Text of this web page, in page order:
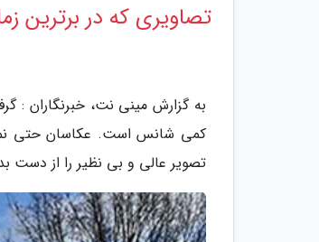
تصاویری که در برترین
به گزارش مینی نت، خبرنگاران :
کمی شانس است. عکاسان حتی
تصویر عالی و بی نظیر را از دست